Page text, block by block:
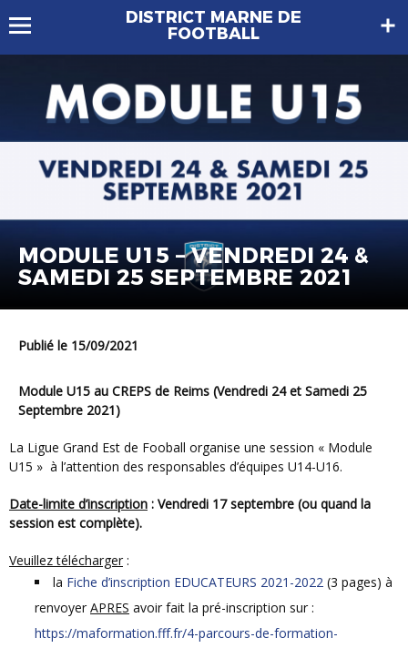
DISTRICT MARNE DE
FOOTBALL
MODULE U15 – VENDREDI 24 &
SAMEDI 25 SEPTEMBRE 2021
Publié le 15/09/2021
Module U15 au CREPS de Reims (Vendredi 24 et Samedi 25
Septembre 2021)
La Ligue Grand Est de Fooball organise une session « Module
U15 » à l’attention des responsables d’équipes U14-U16.
Date-limite d’inscription : Vendredi 17 septembre (ou quand la
session est complète).
Veuillez télécharger :
la Fiche d’inscription EDUCATEURS 2021-2022 (3 pages) à
renvoyer APRES avoir fait la pré-inscription sur :
https://maformation.fff.fr/4-parcours-de-formation-